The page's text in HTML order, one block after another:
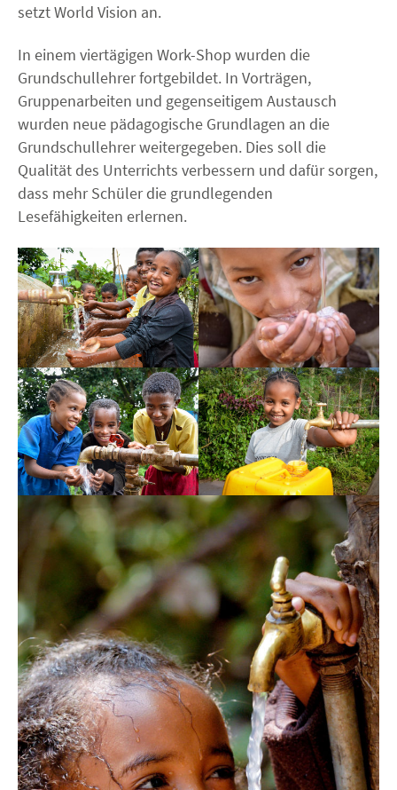
setzt World Vision an.
In einem viertägigen Work-Shop wurden die
Grundschullehrer fortgebildet. In Vorträgen,
Gruppenarbeiten und gegenseitigem Austausch
wurden neue pädagogische Grundlagen an die
Grundschullehrer weitergegeben. Dies soll die
Qualität des Unterrichts verbessern und dafür sorgen,
dass mehr Schüler die grundlegenden
Lesefähigkeiten erlernen.